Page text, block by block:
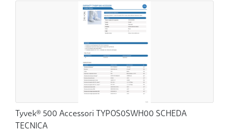
Tyvek® 500 Accessori TYPOS0SWH00 SCHEDA
TECNICA